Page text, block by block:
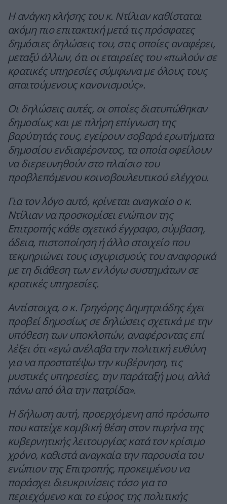
Η ανάγκη κλήσης του κ. Ντίλιαν καθίσταται
ακόμη πιο επιτακτική μετά τις πρόσφατες
δημόσιες δηλώσεις του, στις οποίες αναφέρει,
μεταξύ άλλων, ότι οι εταιρείες του «πωλούν σε
κρατικές υπηρεσίες σύμφωνα με όλους τους
απαιτούμενους κανονισμούς».
Οι δηλώσεις αυτές, οι οποίες διατυπώθηκαν
δημοσίως και με πλήρη επίγνωση της
βαρύτητάς τους, εγείρουν σοβαρά ερωτήματα
δημοσίου ενδιαφέροντος, τα οποία οφείλουν
να διερευνηθούν στο πλαίσιο του
προβλεπόμενου κοινοβουλευτικού ελέγχου.
Για τον λόγο αυτό, κρίνεται αναγκαίο ο κ.
Ντίλιαν να προσκομίσει ενώπιον της
Επιτροπής κάθε σχετικό έγγραφο, σύμβαση,
άδεια, πιστοποίηση ή άλλο στοιχείο που
τεκμηριώνει τους ισχυρισμούς του αναφορικά
με τη διάθεση των εν λόγω συστημάτων σε
κρατικές υπηρεσίες.
Αντίστοιχα, ο κ. Γρηγόρης Δημητριάδης έχει
προβεί δημοσίως σε δηλώσεις σχετικά με την
υπόθεση των υποκλοπών, αναφέροντας επί
λέξει ότι «εγώ ανέλαβα την πολιτική ευθύνη
για να προστατέψω την κυβέρνηση, τις
μυστικές υπηρεσίες, την παράταξή μου, αλλά
πάνω από όλα την πατρίδα».
Η δήλωση αυτή, προερχόμενη από πρόσωπο
που κατείχε κομβική θέση στον πυρήνα της
κυβερνητικής λειτουργίας κατά τον κρίσιμο
χρόνο, καθιστά αναγκαία την παρουσία του
ενώπιον της Επιτροπής, προκειμένου να
παράσχει διευκρινίσεις τόσο για το
περιεχόμενο και το εύρος της πολιτικής